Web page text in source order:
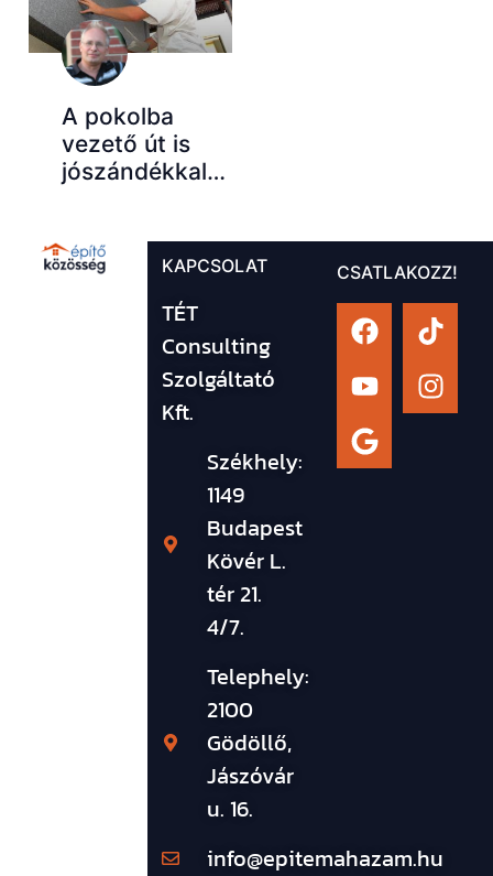
A pokolba
vezető út is
jószándékkal…
KAPCSOLAT
TÉT
Consulting
Szolgáltató
Kft.
Székhely:
1149
Budapest
Kövér L.
tér 21.
4/7.
Telephely:
2100
Gödöllő,
Jászóvár
u. 16.
info@epitemahazam.hu
CSATLAKOZZ!